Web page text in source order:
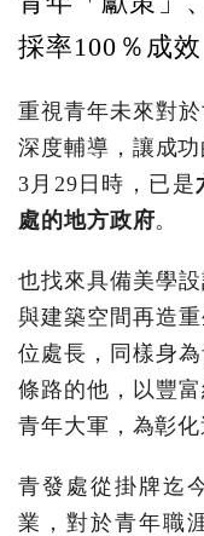
採率100％成效
重視青年未來對
深度輔導，讓成
3月29日時，已是
處的地方政府。
也找來具備美學
與建築空間再造
位處長，同樣身
條路的他，以豐
青年大軍，為彰化
青發處從掛牌迄
業，對於青年職